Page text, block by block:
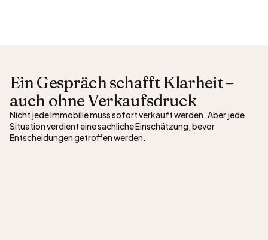
Ein Gespräch schafft Klarheit –
auch ohne Verkaufsdruck
Nicht jede Immobilie muss sofort verkauft werden. Aber jede
Situation verdient eine sachliche Einschätzung, bevor
Entscheidungen getroffen werden.